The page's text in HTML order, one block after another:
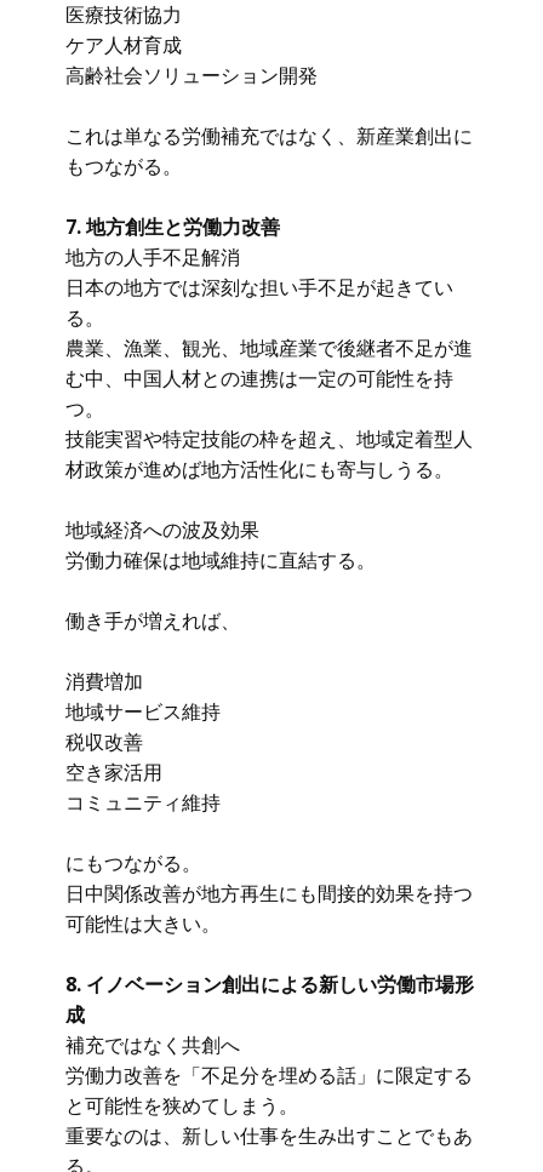
医療技術協力
ケア人材育成
高齢社会ソリューション開発
これは単なる労働補充ではなく、新産業創出に
もつながる。
7. 地方創生と労働力改善
地方の人手不足解消
日本の地方では深刻な担い手不足が起きてい
る。
農業、漁業、観光、地域産業で後継者不足が進
む中、中国人材との連携は一定の可能性を持
つ。
技能実習や特定技能の枠を超え、地域定着型人
材政策が進めば地方活性化にも寄与しうる。
地域経済への波及効果
労働力確保は地域維持に直結する。
働き手が増えれば、
消費増加
地域サービス維持
税収改善
空き家活用
コミュニティ維持
にもつながる。
日中関係改善が地方再生にも間接的効果を持つ
可能性は大きい。
8. イノベーション創出による新しい労働市場形
成
補充ではなく共創へ
労働力改善を「不足分を埋める話」に限定する
と可能性を狭めてしまう。
重要なのは、新しい仕事を生み出すことでもあ
る。